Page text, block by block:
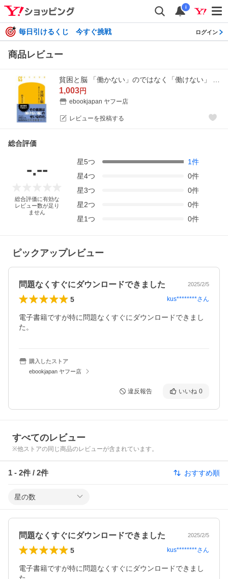
i
毎日引けるくじ 今すぐ挑戦 ログイン
商品レビュー
1,003円
ebookjapan ヤフー店
レビューを投稿する
総合評価
-.--
総合評価に有効な
レビュー数が足り
ません
星5つ 1件
星4つ 0件
星3つ 0件
星2つ 0件
星1つ 0件
ピックアップレビュー
問題なくすぐにダウンロードできました 2025/2/5
5 kus********さん
電子書籍ですが特に問題なくすぐにダウンロードできまし
た。
購入したストア
ebookjapan ヤフー店
違反報告 いいね 0
すべてのレビュー
※他ストアの同じ商品のレビューが含まれています。
1 - 2件 / 2件 おすすめ順
星の数
問題なくすぐにダウンロードできました 2025/2/5
5 kus********さん
電子書籍ですが特に問題なくすぐにダウンロードできまし